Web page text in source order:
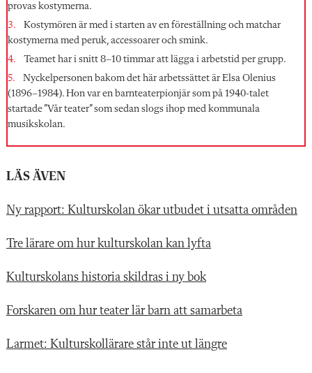
provas kostymerna.
Kostymören är med i starten av en föreställning och matchar
kostymerna med peruk, accessoarer och smink.
Teamet har i snitt 8–10 timmar att lägga i arbetstid per grupp.
Nyckelpersonen bakom det här ­arbetssättet är Elsa Olenius
(1896–1984). Hon var en barnteater­pionjär som på 1940-talet
startade ”Vår teater” som sedan slogs ihop med kommunala
musikskolan.
LÄS ÄVEN
Ny rapport: Kulturskolan ökar utbudet i utsatta områden
Tre lärare om hur kulturskolan kan lyfta
Kulturskolans historia skildras i ny bok
Forskaren om hur teater lär barn att samarbeta
Larmet: Kulturskollärare står inte ut längre